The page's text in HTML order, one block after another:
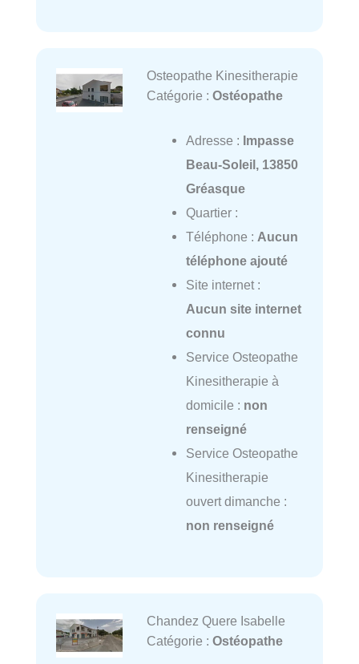
Osteopathe Kinesitherapie
Catégorie : Ostéopathe
Adresse : Impasse
Beau-Soleil, 13850
Gréasque
Quartier :
Téléphone : Aucun
téléphone ajouté
Site internet :
Aucun site internet
connu
Service Osteopathe
Kinesitherapie à
domicile : non
renseigné
Service Osteopathe
Kinesitherapie
ouvert dimanche :
non renseigné
Chandez Quere Isabelle
Catégorie : Ostéopathe